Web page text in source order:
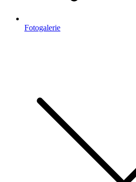
Fotogalerie